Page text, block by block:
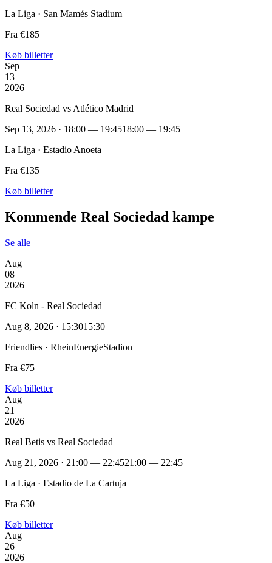
La Liga · San Mamés Stadium
Fra €185
Køb billetter
Sep
13
2026
Real Sociedad vs Atlético Madrid
Sep 13, 2026 · 18:00 — 19:4518:00 — 19:45
La Liga · Estadio Anoeta
Fra €135
Køb billetter
Kommende Real Sociedad kampe
Se alle
Aug
08
2026
FC Koln - Real Sociedad
Aug 8, 2026 · 15:3015:30
Friendlies · RheinEnergieStadion
Fra €75
Køb billetter
Aug
21
2026
Real Betis vs Real Sociedad
Aug 21, 2026 · 21:00 — 22:4521:00 — 22:45
La Liga · Estadio de La Cartuja
Fra €50
Køb billetter
Aug
26
2026